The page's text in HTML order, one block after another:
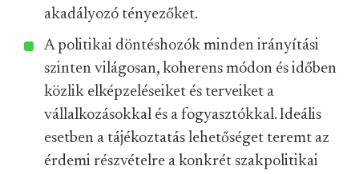
akadályozó tényezőket.
A politikai döntéshozók minden irányítási
szinten világosan, koherens módon és időben
közlik elképzeléseiket és terveiket a
vállalkozásokkal és a fogyasztókkal. Ideális
esetben a tájékoztatás lehetőséget teremt az
érdemi részvételre a konkrét szakpolitikai